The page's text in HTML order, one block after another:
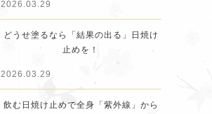
2026.03.29
どうせ塗るなら「結果の出る」日焼け
止めを！
2026.03.29
飲む日焼け止めで全身「紫外線」から